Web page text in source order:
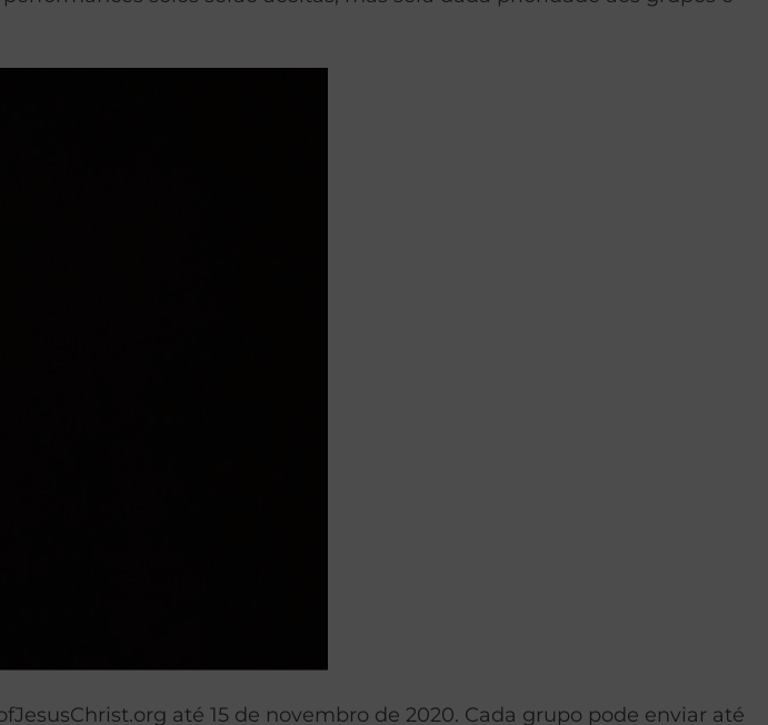
até 15 de novembro de 2020. Cada grupo pode enviar até